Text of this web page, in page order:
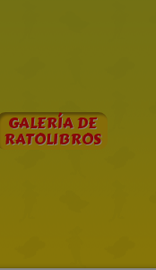
GALERÍA DE
RATOLIBROS